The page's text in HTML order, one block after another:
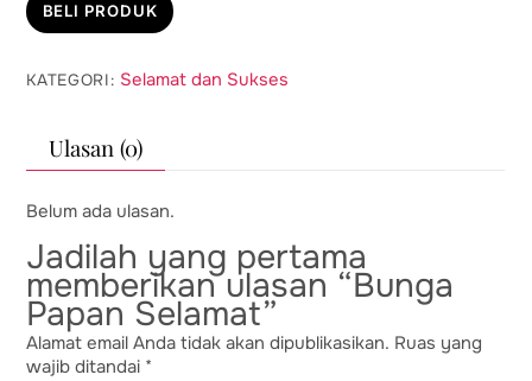
BELI PRODUK
KATEGORI: Selamat dan Sukses
Ulasan (0)
Belum ada ulasan.
Jadilah yang pertama
memberikan ulasan “Bunga
Papan Selamat”
Alamat email Anda tidak akan dipublikasikan. Ruas yang
wajib ditandai *